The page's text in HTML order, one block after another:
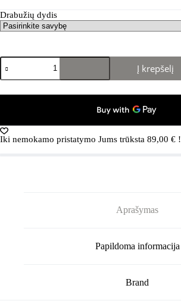
buvo:
32,95 €.
yra:
26,95 €.
Drabužių dydis
produkto
kiekis:
HUMMEL
Į krepšelį
Iki nemokamo pristatymo Jums trūksta 89,00 € !
Aprašymas
Papildoma informacija
Brand